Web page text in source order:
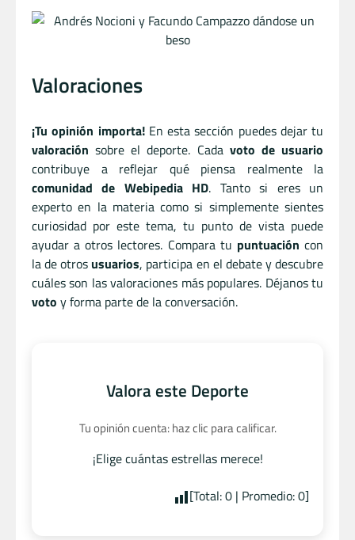
Valoraciones
¡Tu opinión importa!En esta sección puedes dejar tu
valoración sobre el deporte. Cada voto de usuario
contribuye a reflejar qué piensa realmente la
comunidad de Webipedia HD. Tanto si eres un
experto en la materia como si simplemente sientes
curiosidad por este tema, tu punto de vista puede
ayudar a otros lectores. Compara tu puntuación con
la de otros usuarios, participa en el debate y descubre
cuáles son las valoraciones más populares. Déjanos tu
voto y forma parte de la conversación.
Valora este Deporte
Tu opinión cuenta: haz clic para calificar.
¡Elige cuántas estrellas merece!
[Total:0| Promedio:0]